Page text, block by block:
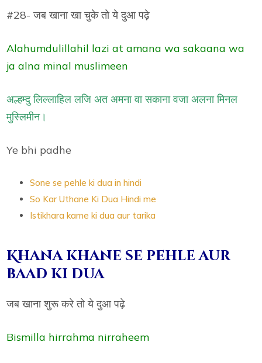
#28- जब खाना खा चुके तो ये दुआ पढ़े
Alahumdulillahil lazi at amana wa sakaana wa
ja alna minal muslimeen
अल्हम्दु लिल्लाहिल लजि अत अमना वा सकाना वजा अलना मिनल
मुस्लिमीन।
Ye bhi padhe
Sone se pehle ki dua in hindi
So Kar Uthane Ki Dua Hindi me
Istikhara karne ki dua aur tarika
Khana khane se pehle aur
baad ki dua
जब खाना शुरू करे तो ये दुआ पढ़े
Bismilla hirrahma nirraheem